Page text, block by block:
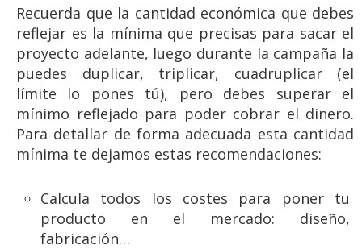
Recuerda que la cantidad económica que debes
reflejar es la mínima que precisas para sacar el
proyecto adelante, luego durante la campaña la
puedes duplicar, triplicar, cuadruplicar (el
límite lo pones tú), pero debes superar el
mínimo reflejado para poder cobrar el dinero.
Para detallar de forma adecuada esta cantidad
mínima te dejamos estas recomendaciones:
Calcula todos los costes para poner tu
producto en el mercado: diseño,
fabricación…